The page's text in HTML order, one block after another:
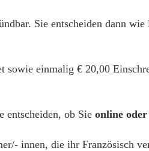
Sie entscheiden dann
sowie einmalig € 20,00
ob Sie online
innen, die ihr Französisch